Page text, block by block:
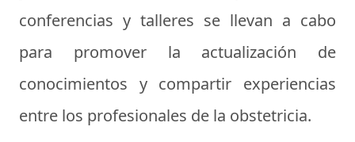
conferencias y talleres se llevan a cabo
para promover la actualización de
conocimientos y compartir experiencias
entre los profesionales de la obstetricia.